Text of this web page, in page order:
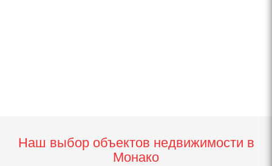
Наш выбор объектов недвижимости в
Монако